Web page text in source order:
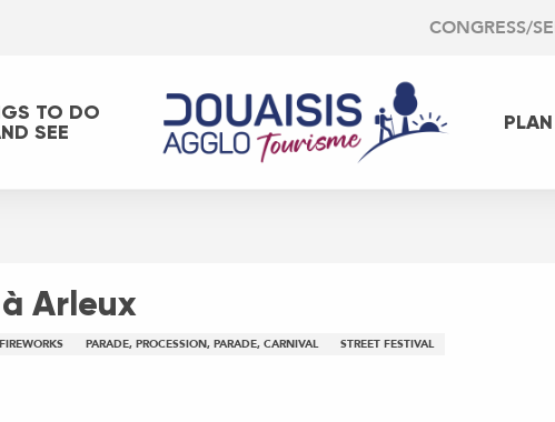
CONGRESS/
TO DO
SEE
Arleux
FIREWORKS PARADE, PROCESSION, PARADE, CARNIVAL STREET FESTIVAL